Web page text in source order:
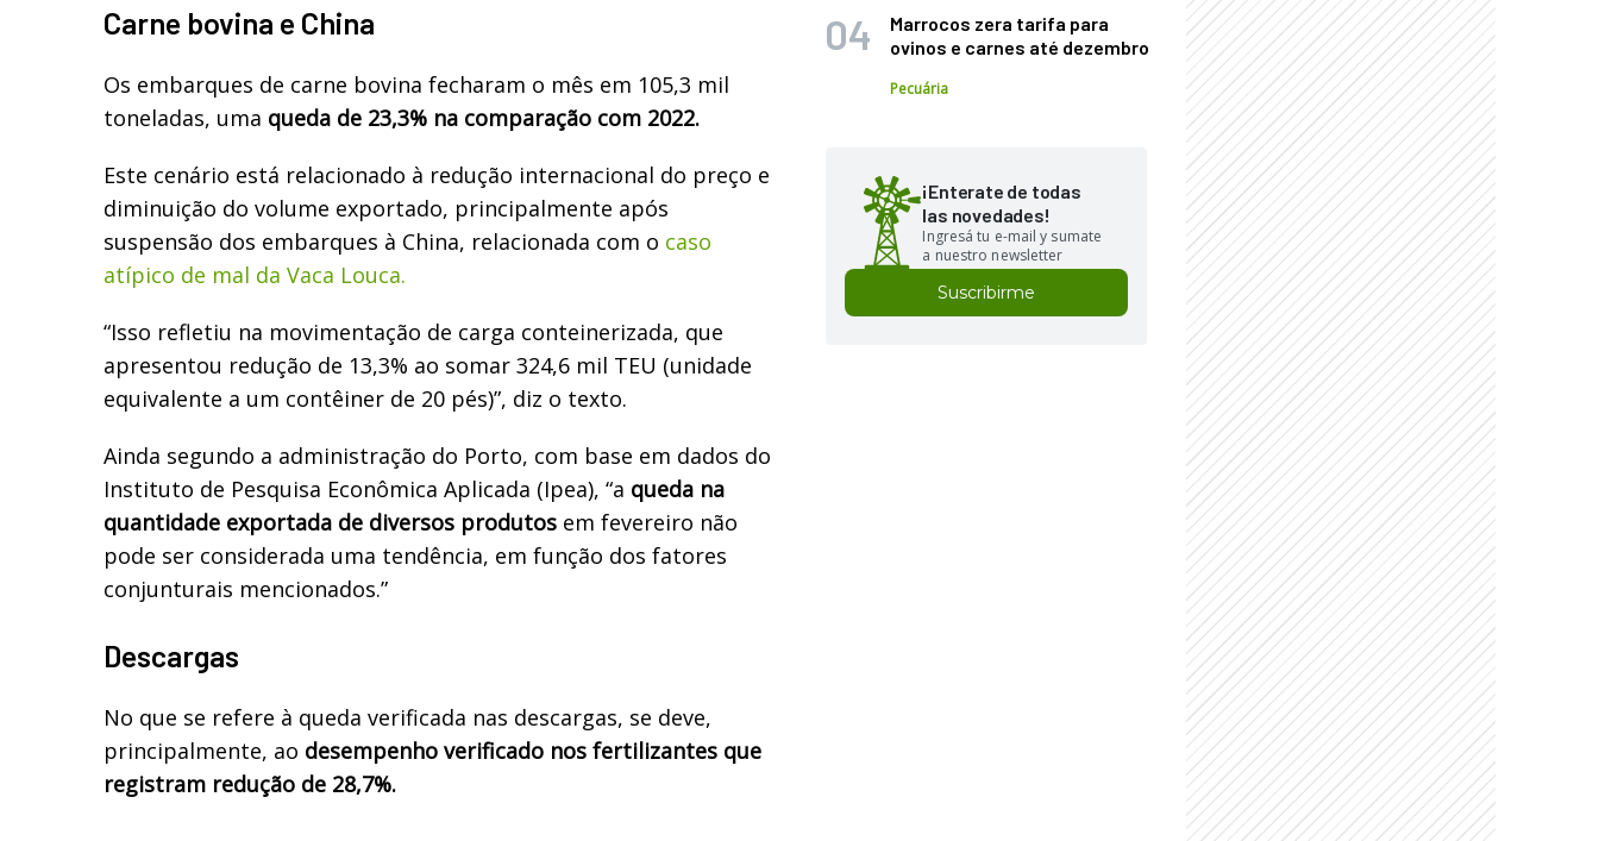
Carne bovina e China
Os embarques de carne bovina fecharam o mês em 105,3 mil
toneladas, uma queda de 23,3% na comparação com 2022.
Este cenário está relacionado à redução internacional do preço e
diminuição do volume exportado, principalmente após
suspensão dos embarques à China, relacionada com o caso
atípico de mal da Vaca Louca.
“Isso refletiu na movimentação de carga conteinerizada, que
apresentou redução de 13,3% ao somar 324,6 mil TEU (unidade
equivalente a um contêiner de 20 pés)”, diz o texto.
Ainda segundo a administração do Porto, com base em dados do
Instituto de Pesquisa Econômica Aplicada (Ipea), “a queda na
quantidade exportada de diversos produtos em fevereiro não
pode ser considerada uma tendência, em função dos fatores
conjunturais mencionados.”
Descargas
No que se refere à queda verificada nas descargas, se deve,
principalmente, ao desempenho verificado nos fertilizantes que
registram redução de 28,7%.
Marrocos zera tarifa para
ovinos e carnes até dezembro
Pecuária
¡Enterate de todas
las novedades!
Ingresá tu e-mail y sumate
a nuestro newsletter
Suscribirme